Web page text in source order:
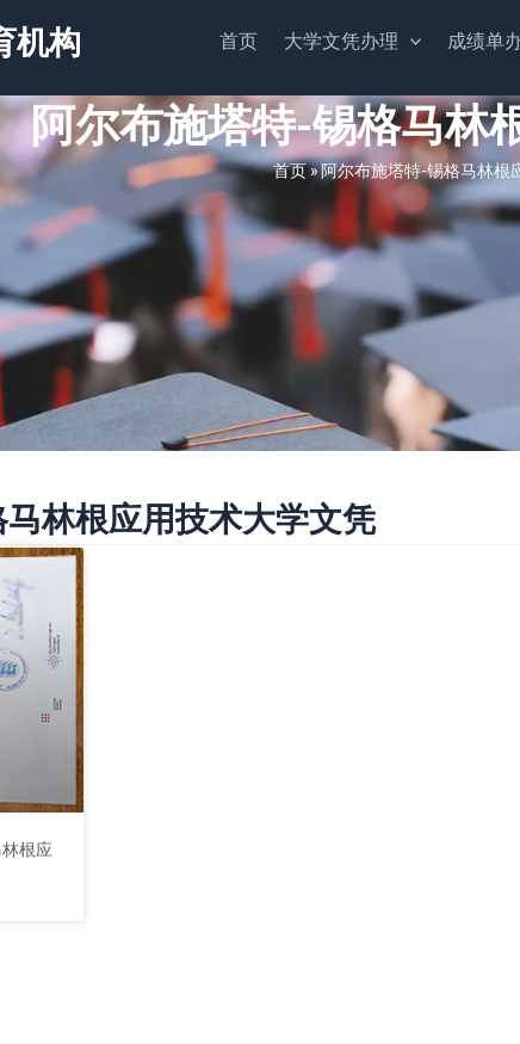
机构 首页 大学文凭办理 成绩单
阿尔布施塔特-锡格马林
首页»阿尔布施塔特-锡格马林根
林根应用技术大学文凭
根应